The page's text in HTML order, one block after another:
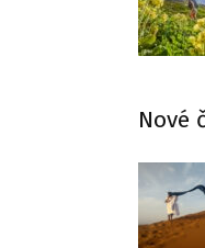
Nové